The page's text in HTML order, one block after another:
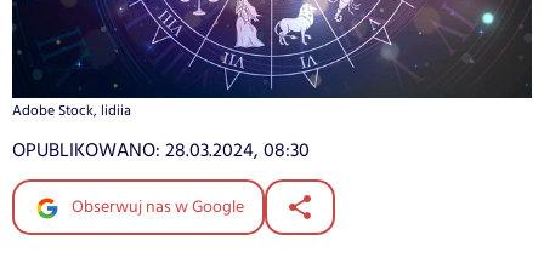
Adobe Stock, lidiia
OPUBLIKOWANO: 28.03.2024, 08:30
Obserwuj nas w Google